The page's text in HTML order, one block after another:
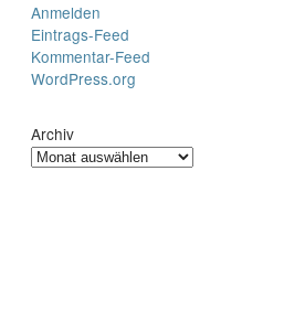
Anmelden
Eintrags-Feed
Kommentar-Feed
WordPress.org
Archiv